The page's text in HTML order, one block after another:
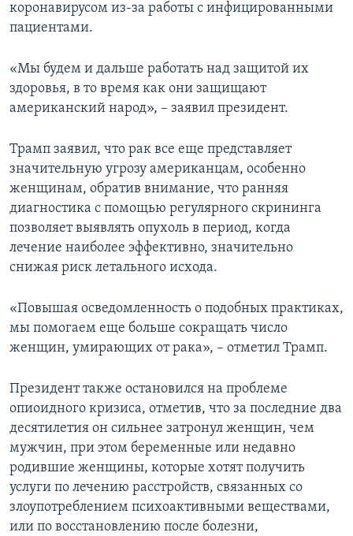
коронавирусом из-за работы с инфицированными
пациентами.
«Мы будем и дальше работать над защитой их
здоровья, в то время как они защищают
американский народ», – заявил президент.
Трамп заявил, что рак все еще представляет
значительную угрозу американцам, особенно
женщинам, обратив внимание, что ранняя
диагностика с помощью регулярного скрининга
позволяет выявлять опухоль в период, когда
лечение наиболее эффективно, значительно
снижая риск летального исхода.
«Повышая осведомленность о подобных практиках,
мы помогаем еще больше сокращать число
женщин, умирающих от рака», – отметил Трамп.
Президент также остановился на проблеме
опиоидного кризиса, отметив, что за последние два
десятилетия он сильнее затронул женщин, чем
мужчин, при этом беременные или недавно
родившие женщины, которые хотят получить
услуги по лечению расстройств, связанных со
злоупотреблением психоактивными веществами,
или по восстановлению после болезни,